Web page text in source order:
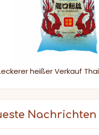
Nachrichten